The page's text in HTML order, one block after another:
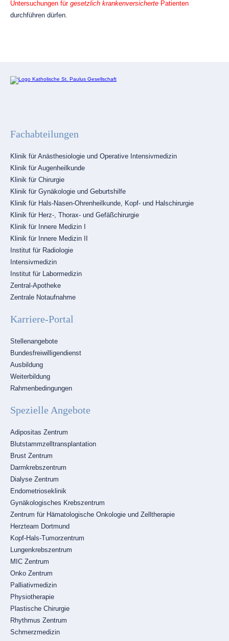
Untersuchungen für gesetzlich krankenversicherte Patienten
durchführen dürfen.
Fachabteilungen
Navigation
überspringen
Klinik für Anästhesiologie und Operative Intensivmedizin
Klinik für Augenheilkunde
Klinik für Chirurgie
Klinik für Gynäkologie und Geburtshilfe
Klinik für Hals-Nasen-Ohrenheilkunde, Kopf- und Halschirurgie
Klinik für Herz-, Thorax- und Gefäßchirurgie
Klinik für Innere Medizin I
Klinik für Innere Medizin II
Institut für Radiologie
Intensivmedizin
Institut für Labormedizin
Zentral-Apotheke
Zentrale Notaufnahme
Karriere-Portal
Navigation
überspringen
Stellenangebote
Bundesfreiwilligendienst
Ausbildung
Weiterbildung
Rahmenbedingungen
Spezielle Angebote
Navigation
überspringen
Adipositas Zentrum
Blutstammzelltransplantation
Brust Zentrum
Darmkrebszentrum
Dialyse Zentrum
Endometrioseklinik
Gynäkologisches Krebszentrum
Zentrum für Hämatologische Onkologie und Zelltherapie
Herzteam Dortmund
Kopf-Hals-Tumorzentrum
Lungenkrebszentrum
MIC Zentrum
Onko Zentrum
Palliativmedizin
Physiotherapie
Plastische Chirurgie
Rhythmus Zentrum
Schmerzmedizin